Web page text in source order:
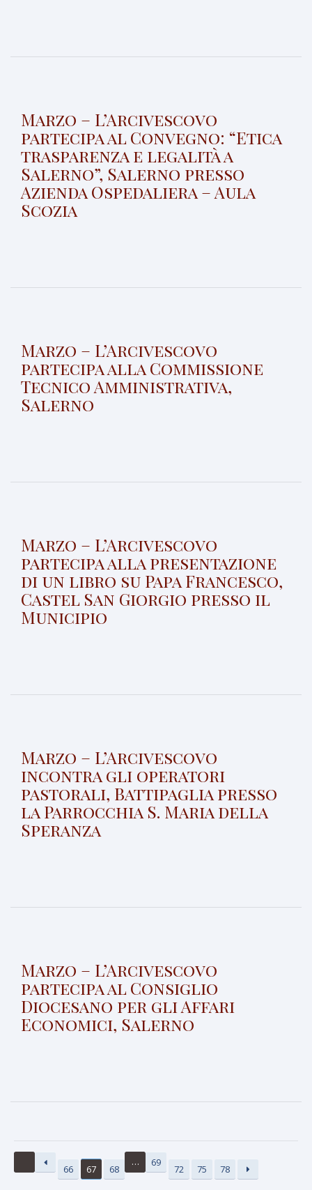
Marzo – L’Arcivescovo
partecipa al Convegno: “Etica
trasparenza e legalità a
Salerno”, Salerno presso
Azienda Ospedaliera – Aula
Scozia
Marzo – L’Arcivescovo
partecipa alla Commissione
Tecnico Amministrativa,
Salerno
Marzo – L’Arcivescovo
partecipa alla presentazione
di un libro su Papa Francesco,
Castel San Giorgio presso il
Municipio
Marzo – L’Arcivescovo
incontra gli operatori
pastorali, Battipaglia presso
la Parrocchia S. Maria della
Speranza
Marzo – L’Arcivescovo
partecipa al Consiglio
Diocesano per gli Affari
Economici, Salerno
66 67 68
… 69
72 75 78